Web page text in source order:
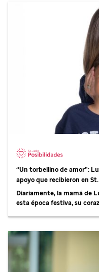
“Un torbellino de amor”:
apoyo que recibieron en
Diariamente, la mamá de
esta época festiva, su